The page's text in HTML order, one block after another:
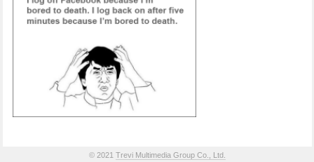
© 2021 Trevi Multimedia Group Co., Ltd.